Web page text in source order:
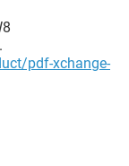
pdf-xchange-